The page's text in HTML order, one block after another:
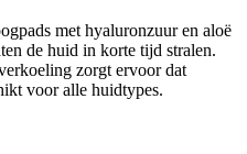
met hyaluronzuur en aloë
de huid in korte tijd stralen.
zorgt ervoor dat
voor alle huidtypes.